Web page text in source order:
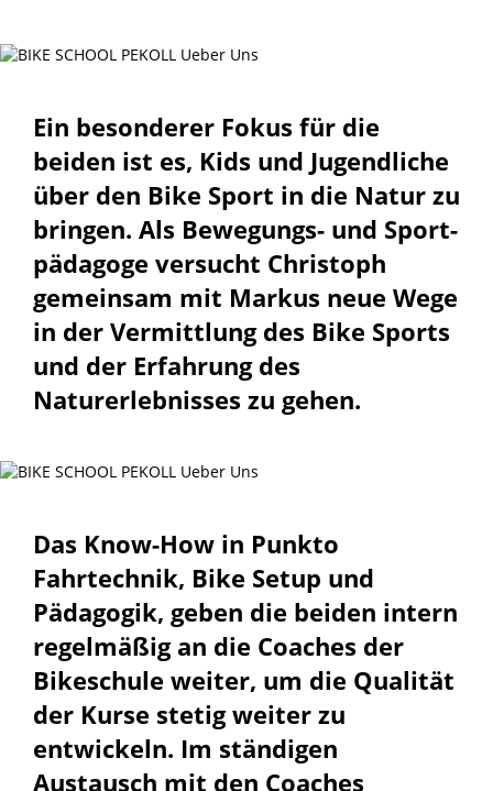
Ein besonderer Fokus für die
beiden ist es, Kids und Jugendliche
über den Bike Sport in die Natur zu
bringen. Als Bewegungs- und Sport­
pädagoge versucht Christoph
gemeinsam mit Markus neue Wege
in der Vermittlung des Bike Sports
und der Erfahrung des
Naturerlebnisses zu gehen.
Das Know-How in Punkto
Fahrtechnik, Bike Setup und
Pädagogik, geben die beiden intern
regelmäßig an die Coaches der
Bikeschule weiter, um die Qualität
der Kurse stetig weiter zu
entwickeln. Im ständigen
Austausch mit den Coaches